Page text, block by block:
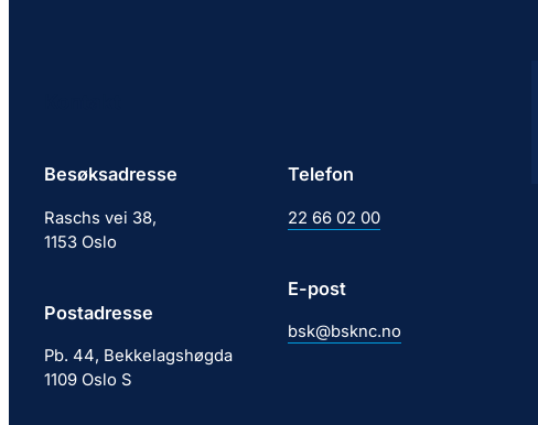
Besøksadresse
Raschs vei 38,
1153 Oslo
Postadresse
Pb. 44, Bekkelagshøgda
1109 Oslo S
Telefon
22 66 02 00
E-post
bsk@bsknc.no